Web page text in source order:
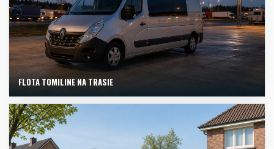
FLOTA TOMILINE NA TRASIE